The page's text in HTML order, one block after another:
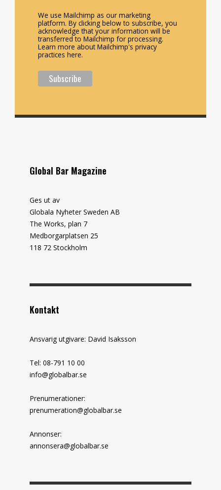
We use Mailchimp as our marketing
platform. By clicking below to subscribe, you
acknowledge that your information will be
transferred to Mailchimp for processing.
Learn more about Mailchimp's privacy
practices here.
Global Bar Magazine
Ges ut av
Globala Nyheter Sweden AB
The Works, plan 7
Medborgarplatsen 25
118 72 Stockholm
Kontakt
Ansvarig utgivare: David Isaksson
Tel: 08-791 10 00
info@globalbar.se
Prenumerationer:
prenumeration@globalbar.se
Annonser:
annonsera@globalbar.se